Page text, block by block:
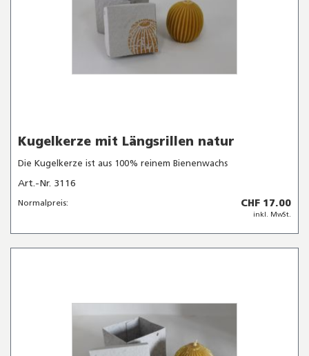
Kugelkerze mit Längsrillen natur
Die Kugelkerze ist aus 100% reinem Bienenwachs
Art.-Nr. 3116
Normalpreis: CHF 17.00
inkl. MwSt.